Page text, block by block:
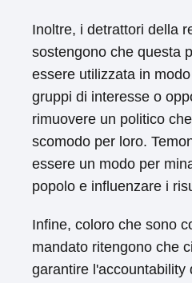
Inoltre, i detrattori della
sostengono che questa
essere utilizzata in
gruppi di interesse o
rimuovere un politico
scomodo per loro.
essere un modo per
popolo e influenzare i
Infine, coloro che sono
mandato ritengono che
garantire l'accountability